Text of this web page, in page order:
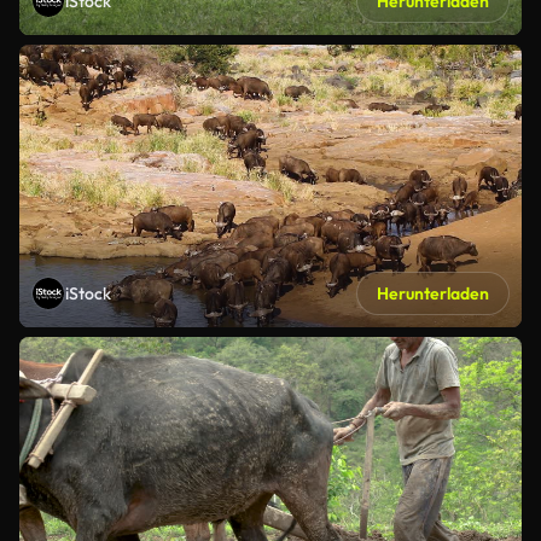
iStock Herunterladen